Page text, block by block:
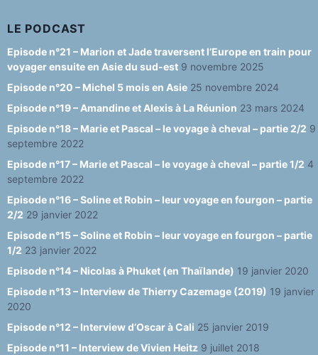
n
n
el
LE PODCAST
Episode n°21 – Marion et Jade traversent l’Europe en train pour
voyager ensuite en Asie du sud-est 9 novembre 2025
Episode n°20 – Michel 5 mois en Asie 25 novembre 2024
Episode n°19 – Amandine et Alexis à La Réunion 23 mars 2024
Episode n°18 – Marie et Pascal – le voyage à cheval – partie 2/2 9
septembre 2022
Episode n°17 – Marie et Pascal – le voyage à cheval – partie 1/2 4
septembre 2022
Episode n°16 – Soline et Robin – leur voyage en fourgon – partie
2/2 29 janvier 2022
Episode n°15 – Soline et Robin – leur voyage en fourgon – partie
1/2 23 janvier 2022
Episode n°14 – Nicolas à Phuket (en Thaïlande) 19 janvier 2020
Episode n°13 – Interview de Thierry Cazemage (2019) 19 janvier
2020
Episode n°12 – Interview d’Oscar à Cali 25 janvier 2019
Episode n°11 – Interview de Vivien Heitz 9 juillet 2018